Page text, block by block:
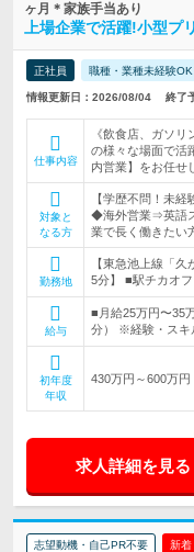
ヶ月＊家族手当あり
上場企業で活躍!小型プ
正社員 職種・業種未経験OK
情報更新日：2026/08/04 終了
仕事内容
《飲食店、ガソ
の様々な場面で活
内営業】をお任せ
対象と
なる方
【学歴不問！未
◆海外営業⇒英語
業で長く働きたい
勤務地
【東急池上線「
5分】 ■駅チカオ
給与
■月給25万円〜35
分） ※経験・スキ
初年度
年収
430万円～600万円
求人詳細を見る
志望動機・自己PR不要 新着